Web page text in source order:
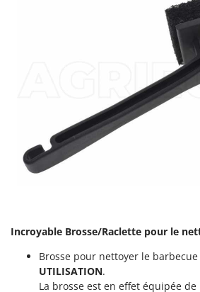
Philips
Pramac
Prismafood
Rato
Reber
Redback
Incroyable Brosse/Raclette pour le
Brosse pour nettoyer le
UTILISATION.
La brosse est en effet équipée de